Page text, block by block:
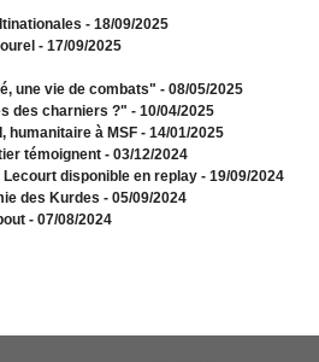
- 18/09/2025
- 17/09/2025
une vie de combats" - 08/05/2025
des charniers ?" - 10/04/2025
humanitaire à MSF - 14/01/2025
témoignent - 03/12/2024
disponible en replay - 19/09/2024
des Kurdes - 05/09/2024
- 07/08/2024